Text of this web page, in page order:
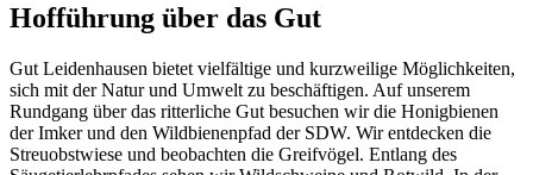
Hofführung über das Gut
Gut Leidenhausen bietet vielfältige und kurzweilige Möglichkeiten,
sich mit der Natur und Umwelt zu beschäftigen. Auf unserem
Rundgang über das ritterliche Gut besuchen wir die Honigbienen
der Imker und den Wildbienenpfad der SDW. Wir entdecken die
Streuobstwiese und beobachten die Greifvögel. Entlang des